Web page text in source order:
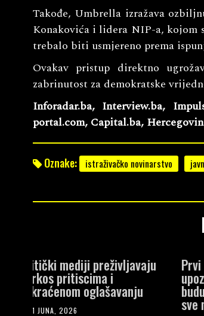
Takođe, Umbrella izražava
Konakovića i lidera NIP-a, kojom
trebalo biti usmjereno prema
Ovakav pristup direktno
zabrinutost za demokratske
Inforadar.ba, Interview.ba,
portal.com, Capital.ba,
Oznake: istraživačko novinarstvo
Prvi čovjek New York Timesa
upozorava: Jurimo prema
budućnosti u kojoj će biti
sve manje novinara